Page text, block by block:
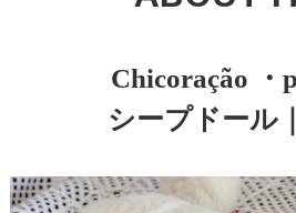
Chicoração ・
シープドール